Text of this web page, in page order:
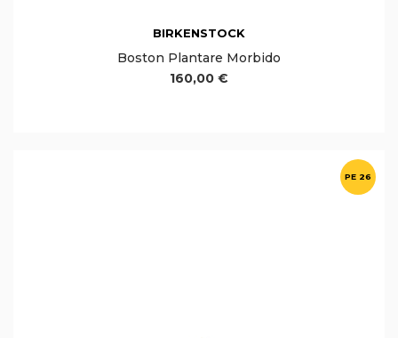
BIRKENSTOCK
Boston Plantare Morbido
160,00 €
PE 26